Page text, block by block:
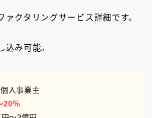
ァクタリングサービス詳細です。
込み可能。
人事業主
20％